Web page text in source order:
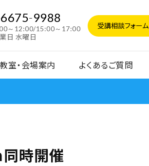
6675-9988
～12:00/15:00～17:00
日 水曜日
受講相談フォーム
教室・会場案内 よくあるご質問
時開催